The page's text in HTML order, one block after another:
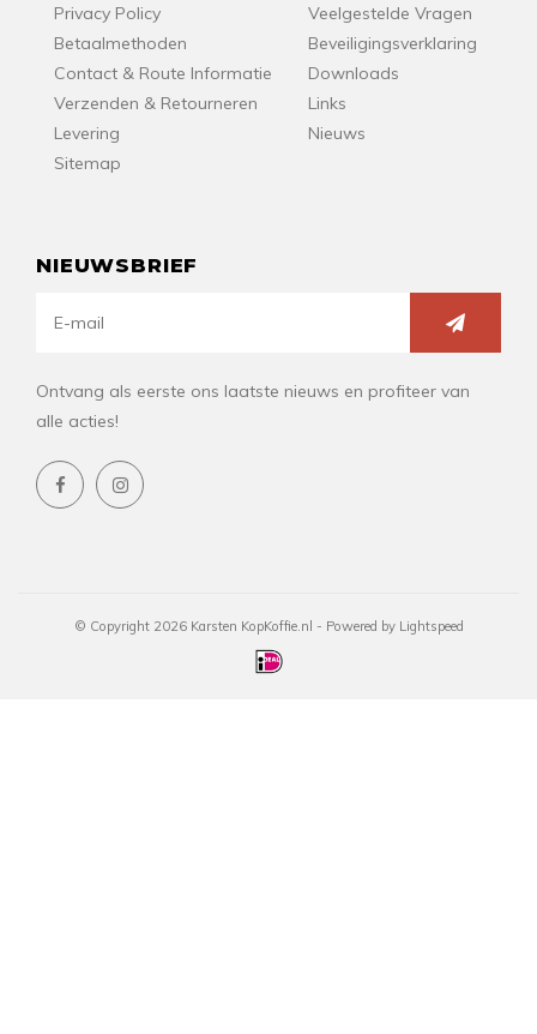
Privacy Policy
Betaalmethoden
Contact & Route Informatie
Verzenden & Retourneren
Levering
Sitemap
Veelgestelde Vragen
Beveiligingsverklaring
Downloads
Links
Nieuws
NIEUWSBRIEF
Ontvang als eerste ons laatste nieuws en profiteer van
alle acties!
© Copyright 2026 Karsten KopKoffie.nl - Powered by Lightspeed